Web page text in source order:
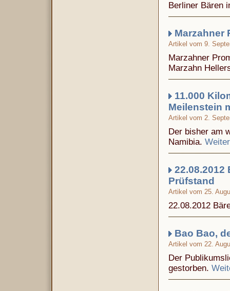
Berliner Bären
Marzahner
Artikel vom 9.
Marzahner
Marzahn
11.000
Meilenstein
Artikel vom 2.
Der bisher am
Namibia.
22.08.2012
Prüfstand
Artikel vom 25.
22.08.2012
Bao Bao,
Artikel vom 22.
Der
gestorben.